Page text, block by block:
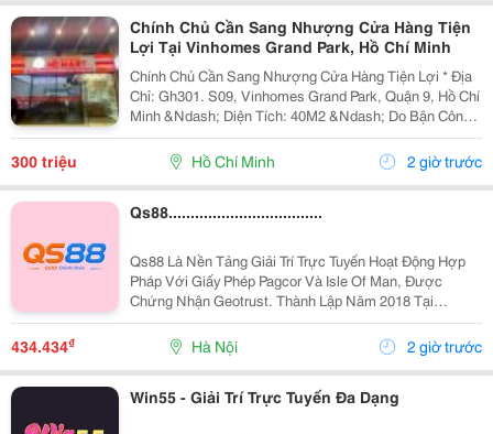
Chính Chủ Cần Sang Nhượng Cửa Hàng Tiện
Lợi Tại Vinhomes Grand Park, Hồ Chí Minh
Chính Chủ Cần Sang Nhượng Cửa Hàng Tiện Lợi * Địa
Chỉ: Gh301. S09, Vinhomes Grand Park, Quận 9, Hồ Chí
Minh &Ndash; Diện Tích: 40M2 &Ndash; Do Bận Công
Việc Đi Nước Ngoài Không Quản Lý Được Nên Mình
Cần Sang Lại Cửa Hàng, &Ndash; Cửa...
300 triệu Hồ Chí Minh 2 giờ trước
Qs88...................................
Qs88 Là Nền Tảng Giải Trí Trực Tuyến Hoạt Động Hợp
Pháp Với Giấy Phép Pagcor Và Isle Of Man, Được
Chứng Nhận Geotrust. Thành Lập Năm 2018 Tại
Philippines, Qs88 Cam Kết Mang Đến Môi Trường Giải
Trí Minh Bạch, Bảo Mật Cao Và Đáng Tin Cậy Cho
Người Chơi...
434.434₫ Hà Nội 2 giờ trước
Win55 - Giải Trí Trực Tuyến Đa Dạng